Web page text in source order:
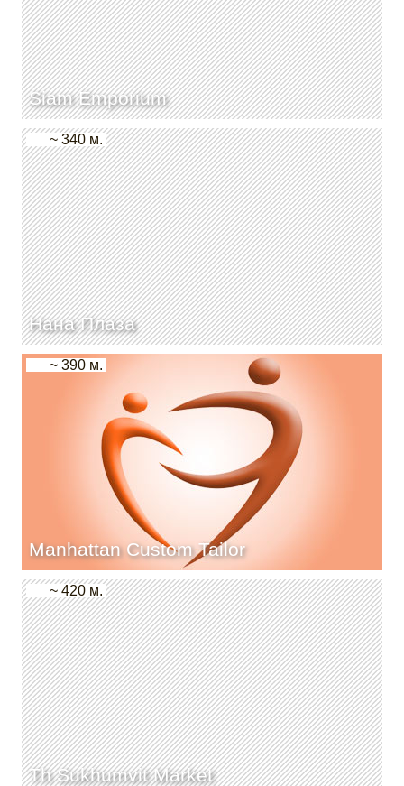
Siam Emporium
Нана Плаза
~ 340 м.
Manhattan Custom Tailor
~ 390 м.
Th Sukhumvit Market
~ 420 м.